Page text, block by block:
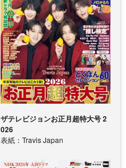
ザテレビジョンお正月超特大号 2
026
表紙：Travis Japan